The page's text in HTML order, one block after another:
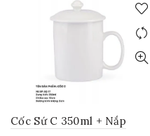
Cốc Sứ C 350ml + Nắp